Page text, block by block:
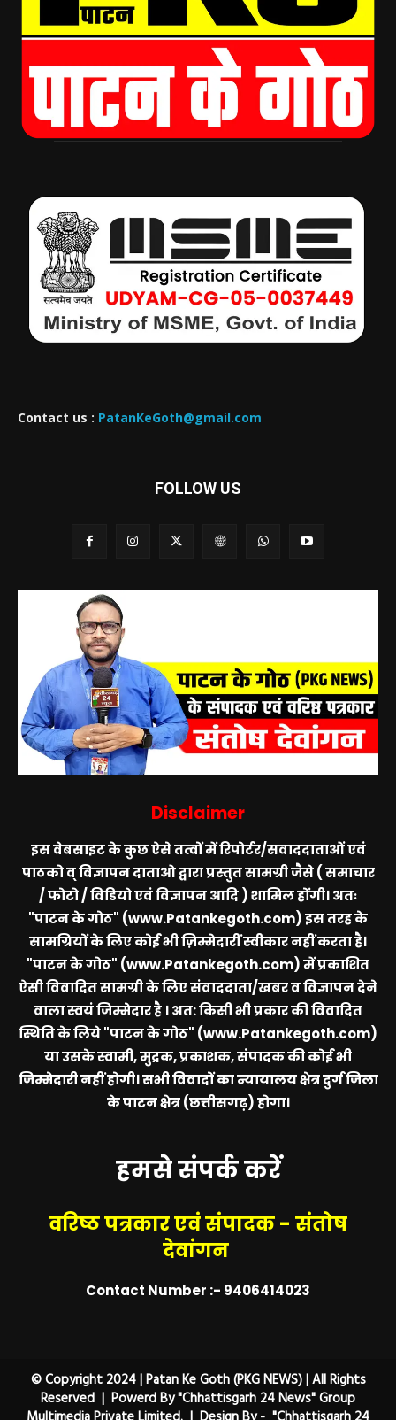
Contact us : PatanKeGoth@gmail.com
FOLLOW US
Disclaimer
इस वेबसाइट के कुछ ऐसे तत्वों में रिपोर्टर/सवाददाताओं एवं
पाठको व् विज्ञापन दाताओ द्वारा प्रस्तुत सामग्री जैसे ( समाचार
/ फोटो / विडियो एवं विज्ञापन आदि ) शामिल होंगी। अतः
"पाटन के गोठ" (www.Patankegoth.com)इस तरह के
सामग्रियों के लिए कोई भी ज़िम्मेदारीं स्वीकार नहीं करता है।
"पाटन के गोठ" (www.Patankegoth.com)में प्रकाशित
ऐसी विवादित सामग्री के लिए संवाददाता/खबर व विज्ञापन देने
वाला स्वयं जिम्मेदार है । अत: किसी भी प्रकार की विवादित
स्थिति के लिये"पाटन के गोठ" (www.Patankegoth.com)
या उसके स्वामी, मुद्रक, प्रकाशक, संपादक की कोई भी
जिम्मेदारी नहीं होगी। सभी विवादों का न्यायालय क्षेत्र दुर्ग जिला
के पाटन क्षेत्र (छत्तीसगढ़) होगा।
हमसे संपर्क करें
वरिष्ठ पत्रकार एवं संपादक - संतोष
देवांगन
Contact Number :- 9406414023
© Copyright 2024 | Patan Ke Goth (PKG NEWS) | All Rights
Reserved | Powerd By "Chhattisgarh 24 News" Group